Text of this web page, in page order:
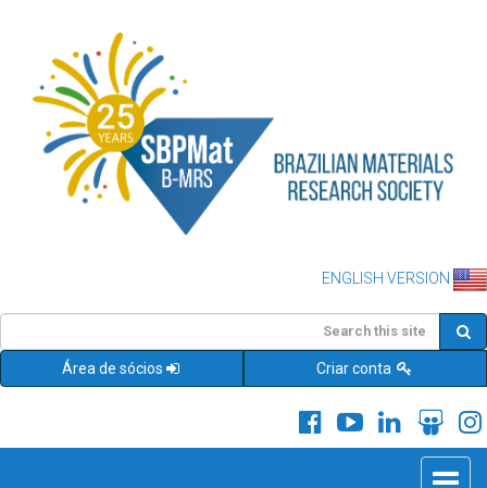
ENGLISH VERSION
Área de sócios Criar conta
Toggle